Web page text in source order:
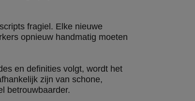
fragiel. Elke nieuwe
opnieuw handmatig moeten
en definities volgt, wordt het
zijn van schone,
betrouwbaarder.